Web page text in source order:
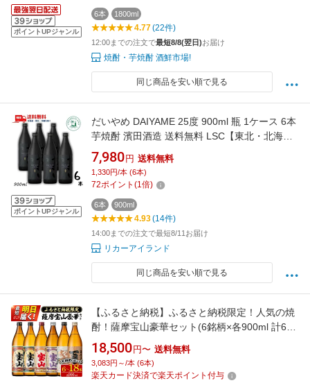
ポイントUPジャンル
6本 1800ml
4.77(22件)
12:00までの注文で最短8/8(翌日)お届け
焼酎・芋焼酎 酒鮮市場!
同じ商品を安い順で見る
ポイントUPジャンル
だいやめ DAIYAME 25度 900ml 瓶 1ケース 6本
芋焼酎 濱田酒造 送料無料 LSC【東北・北海
道・沖縄・離島の一部を除く（東北は400円、
北海道・沖縄はプラス1200円いただきます）】
7,980 円 送料無料
1,330円/本 (6本)
72ポイント (1倍)
6本 900ml
4.93(14件)
14:00までの注文で最短8/11お届け
リカーアイランド
同じ商品を安い順で見る
【ふるさと納税】ふるさと納税限定！人気の焼
酎！薩摩宝山豪華セット(6銘柄×各900ml 計6本/
定期便・6銘柄×各900ml×3回 計18本) 焼酎 酒
アルコール 宝山 芋焼酎 薩摩芋 常温 常温配送
常温保存 セット 飲み比べ 定期便 日置市 最短
18,500 円〜 送料無料
3,083円～/本 (6本)
楽天カード決済で楽天ポイント付与